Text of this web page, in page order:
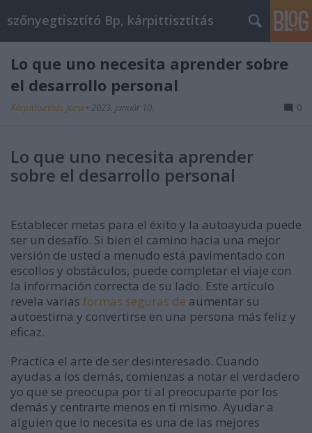
szőnyegtisztító Bp, kárpittisztítás
Lo que uno necesita aprender sobre
el desarrollo personal
Kárpittisztítós Józsi • 2023. január 10. 0
Lo que uno necesita aprender
sobre el desarrollo personal
Establecer metas para el éxito y la autoayuda puede
ser un desafío. Si bien el camino hacia una mejor
versión de usted a menudo está pavimentado con
escollos y obstáculos, puede completar el viaje con
la información correcta de su lado. Este artículo
revela varias formas seguras de aumentar su
autoestima y convertirse en una persona más feliz y
eficaz.
Practica el arte de ser desinteresado. Cuando
ayudas a los demás, comienzas a notar el verdadero
yo que se preocupa por ti al preocuparte por los
demás y centrarte menos en ti mismo. Ayudar a
alguien que lo necesita es una de las mejores